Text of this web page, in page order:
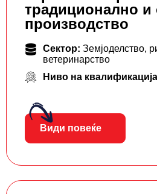
традиционално и
производство
Сектор: Земјоделство,
ветеринарство
Ниво на
Види повеќе